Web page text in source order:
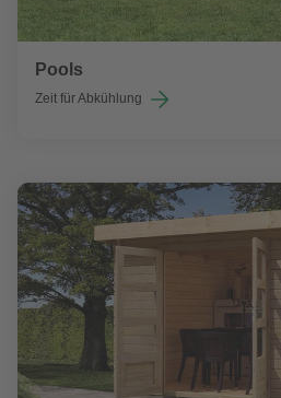
Pools
Zeit für Abkühlung